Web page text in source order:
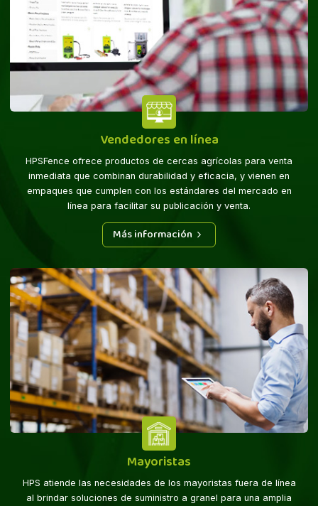
Vendedores en línea
HPSFence ofrece productos de cercas agrícolas para venta
inmediata que combinan durabilidad y eficacia, y vienen en
empaques que cumplen con los estándares del mercado en
línea para facilitar su publicación y venta.
Más información
Mayoristas
HPS atiende las necesidades de los mayoristas fuera de línea
al brindar soluciones de suministro a granel para una amplia